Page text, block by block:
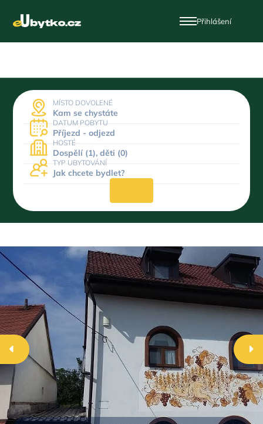
Přihlášení
MÍSTO DOVOLENÉ
Kam se chystáte
DATUM POBYTU
Příjezd - odjezd
HOSTÉ
Dospělí (1), děti (0)
TYP UBYTOVÁNÍ
Jak chcete bydlet?